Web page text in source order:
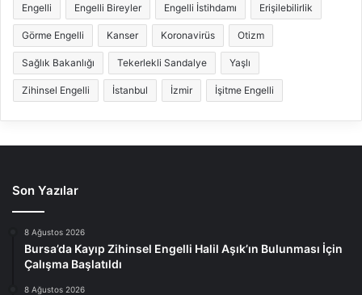
Engelli Engelli Bireyler Engelli İstihdamı Erişilebilirlik
Görme Engelli Kanser Koronavirüs Otizm
Sağlık Bakanlığı Tekerlekli Sandalye Yaşlı
Zihinsel Engelli İstanbul İzmir İşitme Engelli
Son Yazılar
8 Ağustos 2026
Bursa’da Kayıp Zihinsel Engelli Halil Aşık’ın Bulunması İçin
Çalışma Başlatıldı
8 Ağustos 2026